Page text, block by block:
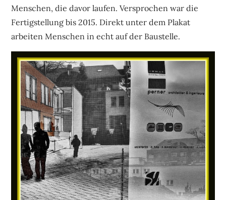
Menschen, die davor laufen. Versprochen war die
Fertigstellung bis 2015. Direkt unter dem Plakat
arbeiten Menschen in echt auf der Baustelle.